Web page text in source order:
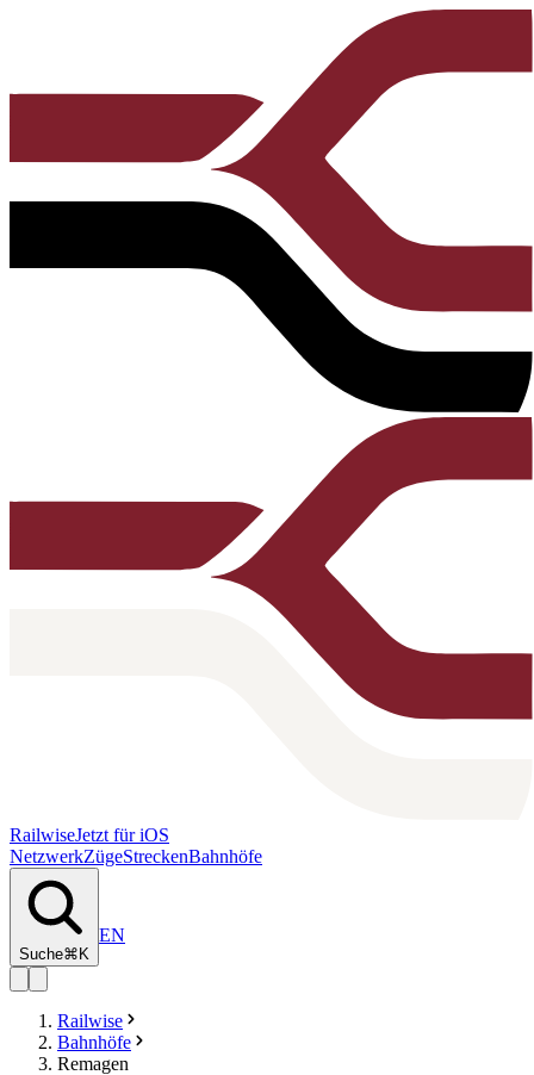
RailwiseJetzt für iOS
NetzwerkZügeStreckenBahnhöfe
Suche⌘K
EN
Railwise
Bahnhöfe
Remagen